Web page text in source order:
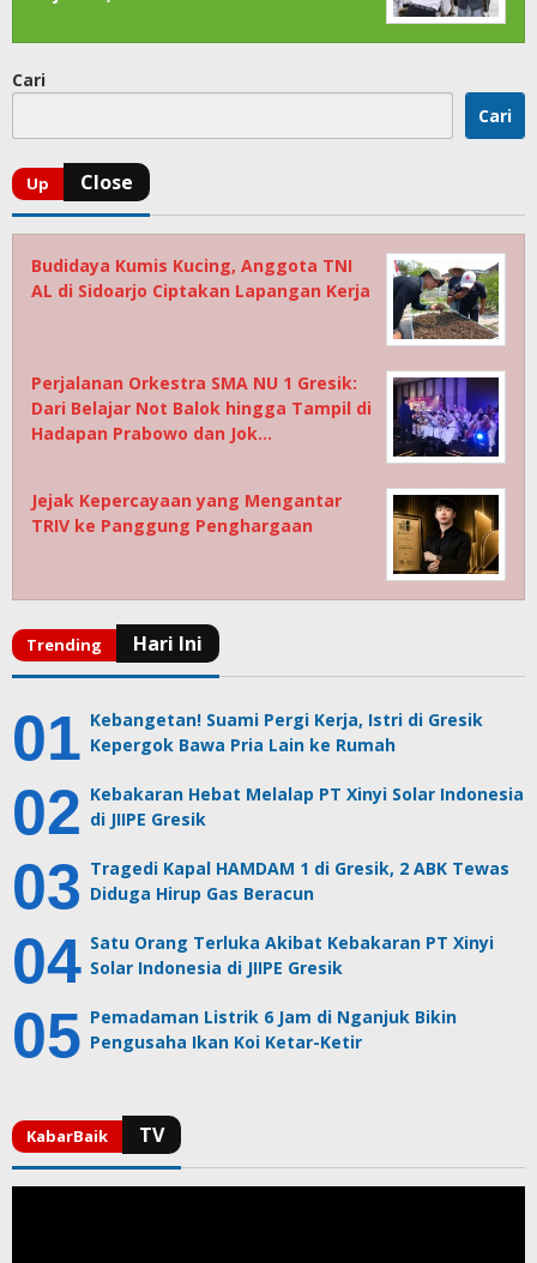
Cari
Cari
Budidaya Kumis Kucing, Anggota TNI
AL di Sidoarjo Ciptakan Lapangan Kerja
Perjalanan Orkestra SMA NU 1 Gresik:
Dari Belajar Not Balok hingga Tampil di
Hadapan Prabowo dan Jok…
Jejak Kepercayaan yang Mengantar
TRIV ke Panggung Penghargaan
Kebangetan! Suami Pergi Kerja, Istri di Gresik
Kepergok Bawa Pria Lain ke Rumah
Kebakaran Hebat Melalap PT Xinyi Solar Indonesia
di JIIPE Gresik
Tragedi Kapal HAMDAM 1 di Gresik, 2 ABK Tewas
Diduga Hirup Gas Beracun
Satu Orang Terluka Akibat Kebakaran PT Xinyi
Solar Indonesia di JIIPE Gresik
Pemadaman Listrik 6 Jam di Nganjuk Bikin
Pengusaha Ikan Koi Ketar-Ketir